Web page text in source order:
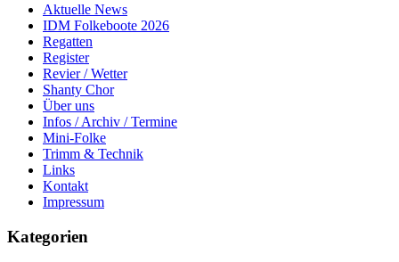
Aktuelle News
IDM Folkeboote 2026
Regatten
Register
Revier / Wetter
Shanty Chor
Über uns
Infos / Archiv / Termine
Mini-Folke
Trimm & Technik
Links
Kontakt
Impressum
Kategorien